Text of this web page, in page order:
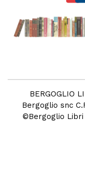
BERGOGLIO
Bergoglio snc
©Bergoglio